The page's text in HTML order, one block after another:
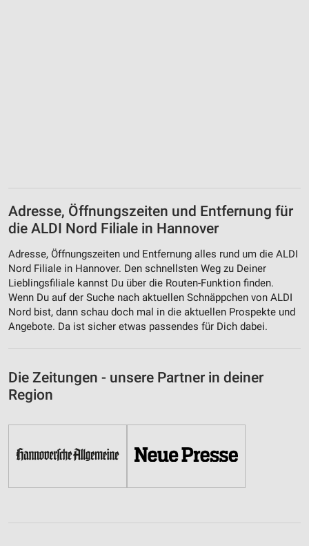
Adresse, Öffnungszeiten und Entfernung für
die ALDI Nord Filiale in Hannover
Adresse, Öffnungszeiten und Entfernung alles rund um die ALDI
Nord Filiale in Hannover. Den schnellsten Weg zu Deiner
Lieblingsfiliale kannst Du über die Routen-Funktion finden.
Wenn Du auf der Suche nach aktuellen Schnäppchen von ALDI
Nord bist, dann schau doch mal in die aktuellen Prospekte und
Angebote. Da ist sicher etwas passendes für Dich dabei.
Die Zeitungen - unsere Partner in deiner
Region